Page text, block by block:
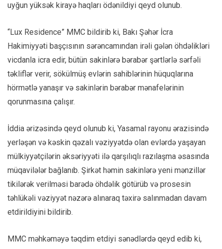
uyğun yüksək kirayə haqları ödənildiyi qeyd olunub.
“Lux Residence” MMC bildirib ki, Bakı Şəhər İcra
Hakimiyyəti başçısının sərəncamından irəli gələn öhdəlikləri
vicdanla icra edir, bütün sakinlərə bərabər şərtlərlə sərfəli
təkliflər verir, sökülmüş evlərin sahiblərinin hüquqlarına
hörmətlə yanaşır və sakinlərin bərabər mənafelərinin
qorunmasına çalışır.
İddia ərizəsində qeyd olunub ki, Yasamal rayonu ərazisində
yerləşən və kəskin qəzalı vəziyyətdə olan evlərdə yaşayan
mülkiyyətçilərin əksəriyyəti ilə qarşılıqlı razılaşma əsasında
müqavilələr bağlanıb. Şirkət həmin sakinlərə yeni mənzillər
tikilərək verilməsi barədə öhdəlik götürüb və prosesin
təhlükəli vəziyyət nəzərə alınaraq təxirə salınmadan davam
etdirildiyini bildirib.
MMC məhkəməyə təqdim etdiyi sənədlərdə qeyd edib ki,